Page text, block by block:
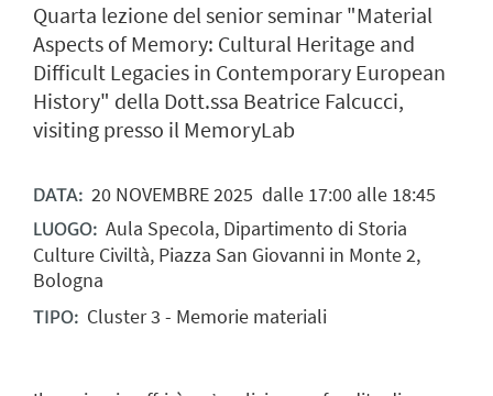
Quarta lezione del senior seminar "Material
Aspects of Memory: Cultural Heritage and
Difficult Legacies in Contemporary European
History" della Dott.ssa Beatrice Falcucci,
visiting presso il MemoryLab
DATA: 20NOVEMBRE2025 dalle 17:00 alle 18:45
LUOGO: Aula Specola, Dipartimento di Storia
Culture Civiltà, Piazza San Giovanni in Monte 2,
Bologna
TIPO: Cluster 3 - Memorie materiali